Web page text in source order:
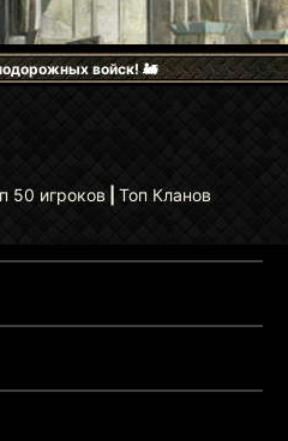
войск! 🚂
50 игроков Топ Кланов